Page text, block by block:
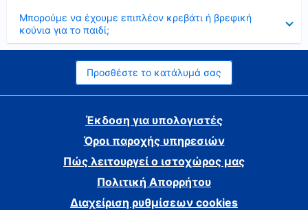
Μπορούμε να έχουμε επιπλέον κρεβάτι ή βρεφική
κούνια για το παιδί;
Προσθέστε το κατάλυμά σας
Έκδοση για υπολογιστές
Όροι παροχής υπηρεσιών
Πώς λειτουργεί ο ιστοχώρος μας
Πολιτική Απορρήτου
Διαχείριση ρυθμίσεων cookies